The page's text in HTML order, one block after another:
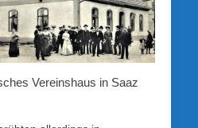
Vereinshaus in Saaz